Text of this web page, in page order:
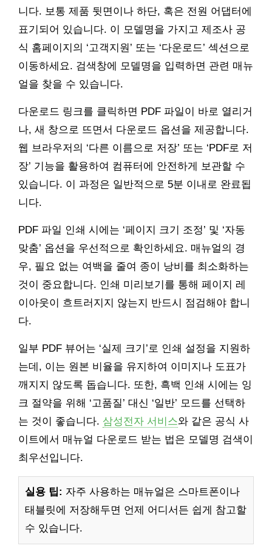
니다. 보통 제품 뒷면이나 하단, 혹은 전원 어댑터에
표기되어 있습니다. 이 모델명을 가지고 제조사 공
식 홈페이지의 ‘고객지원’ 또는 ‘다운로드’ 섹션으로
이동하세요. 검색창에 모델명을 입력하면 관련 매뉴
얼을 찾을 수 있습니다.
다운로드 링크를 클릭하면 PDF 파일이 바로 열리거
나, 새 창으로 뜨면서 다운로드 옵션을 제공합니다.
웹 브라우저의 ‘다른 이름으로 저장’ 또는 ‘PDF로 저
장’ 기능을 활용하여 컴퓨터에 안전하게 보관할 수
있습니다. 이 과정은 일반적으로 5분 이내로 완료됩
니다.
PDF 파일 인쇄 시에는 ‘페이지 크기 조정’ 및 ‘자동
맞춤’ 옵션을 우선적으로 확인하세요. 매뉴얼의 경
우, 필요 없는 여백을 줄여 종이 낭비를 최소화하는
것이 중요합니다. 인쇄 미리보기를 통해 페이지 레
이아웃이 흐트러지지 않는지 반드시 점검해야 합니
다.
일부 PDF 뷰어는 ‘실제 크기’로 인쇄 설정을 지원하
는데, 이는 원본 비율을 유지하여 이미지나 도표가
깨지지 않도록 돕습니다. 또한, 흑백 인쇄 시에는 잉
크 절약을 위해 ‘고품질’ 대신 ‘일반’ 모드를 선택하
는 것이 좋습니다. 삼성전자 서비스와 같은 공식 사
이트에서 매뉴얼 다운로드 받는 법은 모델명 검색이
최우선입니다.
실용 팁: 자주 사용하는 매뉴얼은 스마트폰이나
태블릿에 저장해두면 언제 어디서든 쉽게 참고할
수 있습니다.